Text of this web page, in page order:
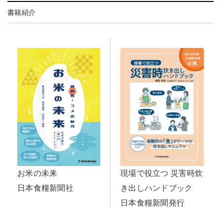
書籍紹介
お米の未来
日本食糧新聞社
現場で役立つ 災害時炊
き出しハンドブック
日本食糧新聞発行